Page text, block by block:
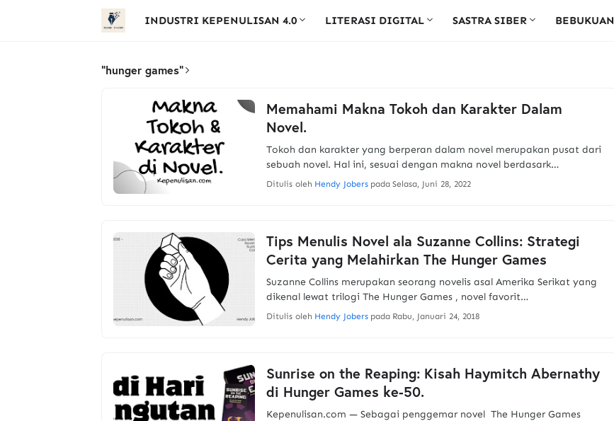
INDUSTRI KEPENULISAN 4.0 LITERASI DIGITAL SASTRA SIBER BEBUKUAN
"hunger games"
Memahami Makna Tokoh dan Karakter Dalam
Novel.
Tokoh dan karakter yang berperan dalam novel merupakan pusat dari
sebuah novel. Hal ini, sesuai dengan makna novel berdasark…
Ditulis oleh Hendy Jobers pada Selasa, Juni 28, 2022
Tips Menulis Novel ala Suzanne Collins: Strategi
Cerita yang Melahirkan The Hunger Games
Suzanne Collins merupakan seorang novelis asal Amerika Serikat yang
dikenal lewat trilogi The Hunger Games , novel favorit…
Ditulis oleh Hendy Jobers pada Rabu, Januari 24, 2018
Sunrise on the Reaping: Kisah Haymitch Abernathy
di Hunger Games ke-50.
Kepenulisan.com — Sebagai penggemar novel The Hunger Games